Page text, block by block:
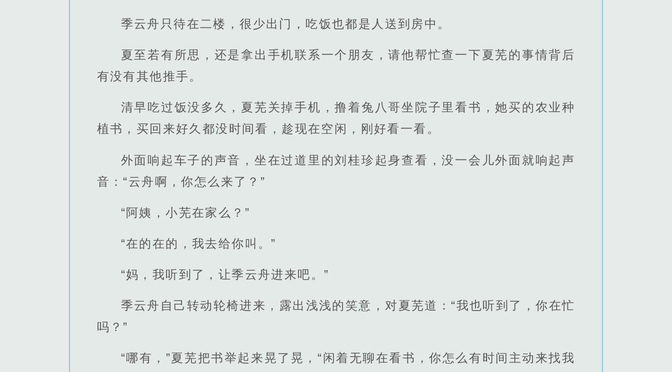
季云舟只待在二楼，很少出门，吃饭也都是人送到房中。
夏至若有所思，还是拿出手机联系一个朋友，请他帮忙查一下夏芜的事情背后
有没有其他推手。
清早吃过饭没多久，夏芜关掉手机，撸着兔八哥坐院子里看书，她买的农业种
植书，买回来好久都没时间看，趁现在空闲，刚好看一看。
外面响起车子的声音，坐在过道里的刘桂珍起身查看，没一会儿外面就响起声
音：“云舟啊，你怎么来了？”
“阿姨，小芜在家么？”
“在的在的，我去给你叫。”
“妈，我听到了，让季云舟进来吧。”
季云舟自己转动轮椅进来，露出浅浅的笑意，对夏芜道：“我也听到了，你在忙
吗？”
“哪有，”夏芜把书举起来晃了晃，“闲着无聊在看书，你怎么有时间主动来找我